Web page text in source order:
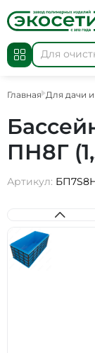
Главная Для дачи
ПН8Г
Артикул: